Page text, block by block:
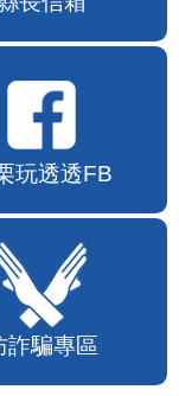
玩透透FB
詐騙專區